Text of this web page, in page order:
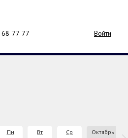
68-77-77 Войти
Пн
Вт
Ср
Октябрь